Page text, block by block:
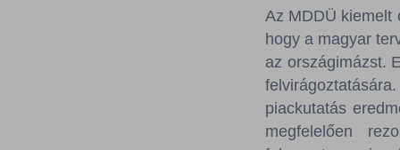
Az MDDÜ kiemelt
hogy a magyar
az országimázst.
piackutatás
megfelelően